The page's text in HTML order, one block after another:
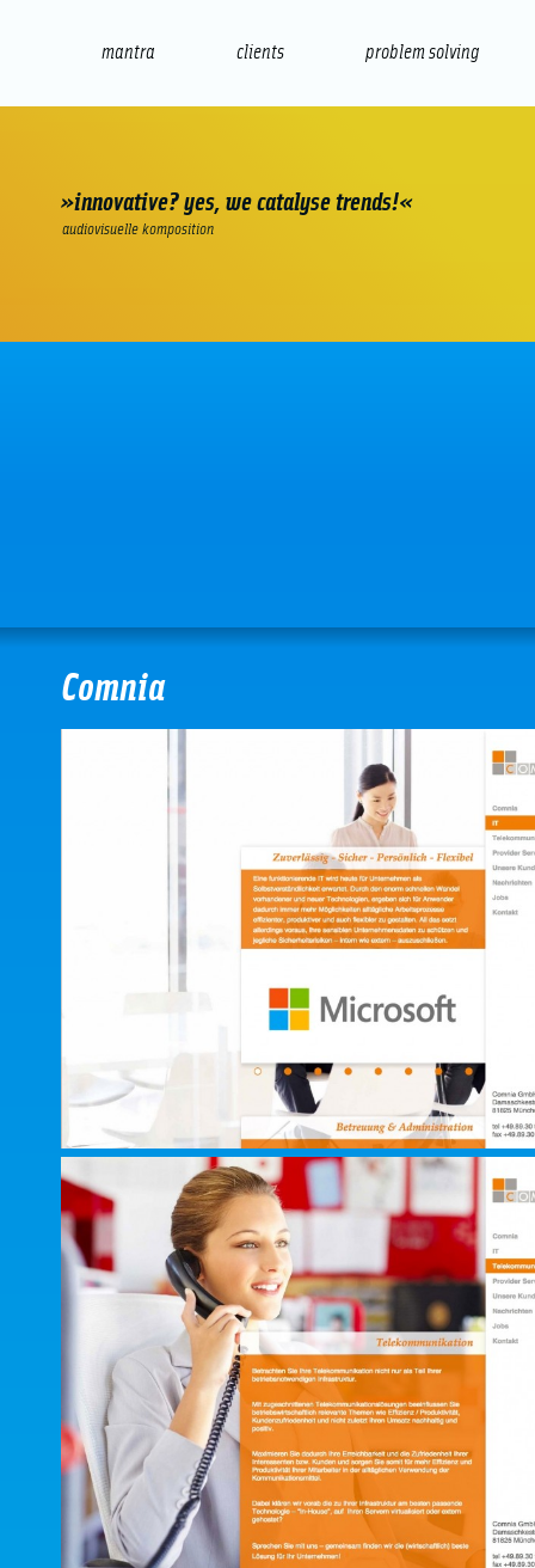
mantra clients problem solving
»innovative? yes, we catalyse trends!«
audiovisuelle komposition
Comnia